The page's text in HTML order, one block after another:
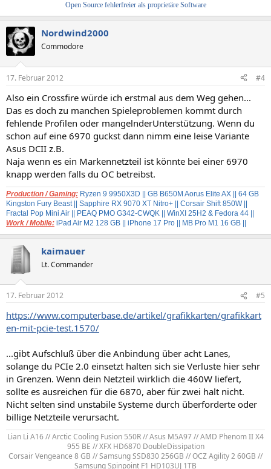
Open Source fehlerfreier als proprietäre Software
Nordwind2000
Commodore
17. Februar 2012 #4
Also ein Crossfire würde ich erstmal aus dem Weg gehen...
Das es doch zu manchen Spieleproblemen kommt durch
fehlende Profilen oder mangelnderUnterstützung. Wenn du
schon auf eine 6970 guckst dann nimm eine leise Variante
Asus DCII z.B.
Naja wenn es ein Markennetzteil ist könnte bei einer 6970
knapp werden falls du OC betreibst.
Production / Gaming: Ryzen 9 9950X3D || GB B650M Aorus Elite AX || 64 GB
Kingston Fury Beast || Sapphire RX 9070 XT Nitro+ || Corsair Shift 850W ||
Fractal Pop Mini Air || PEAQ PMO G342-CWQK || WinXI 25H2 & Fedora 44 ||
Work / Mobile: iPad Air M2 128 GB || iPhone 17 Pro || MB Pro M1 16 GB ||
kaimauer
Lt. Commander
17. Februar 2012 #5
https://www.computerbase.de/artikel/grafikkarten/grafikkart
en-mit-pcie-test.1570/
...gibt Aufschluß über die Anbindung über acht Lanes,
solange du PCIe 2.0 einsetzt halten sich sie Verluste hier sehr
in Grenzen. Wenn dein Netzteil wirklich die 460W liefert,
sollte es ausreichen für die 6870, aber für zwei halt nicht.
Nicht selten sind unstabile Systeme durch überforderte oder
billige Netzteile verursacht.
Lian Li A16 // Arctic Cooling Fusion 550R // Asus M5A97 // AMD Phenom II X4
955 BE // XFX HD6870 DoubleDissipation​
Corsair Vengeance 8 GB // Samsung SSD830 256GB // OCZ Agility 2 60GB //
Samsung Spinpoint F1 HD103UJ 1TB​